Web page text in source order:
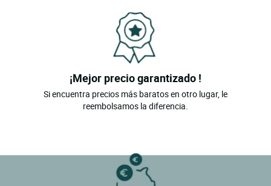
¡Mejor precio garantizado !
Si encuentra precios más baratos en otro lugar, le
reembolsamos la diferencia.